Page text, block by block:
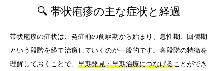
🔍 帯状疱疹の主な症状と経過
帯状疱疹の症状は、発症前の前駆期から始まり、急性期、回復期
という段階を経て治癒していくのが一般的です。各段階の特徴を
理解しておくことで、 早期発見・早期治療につなげることができ